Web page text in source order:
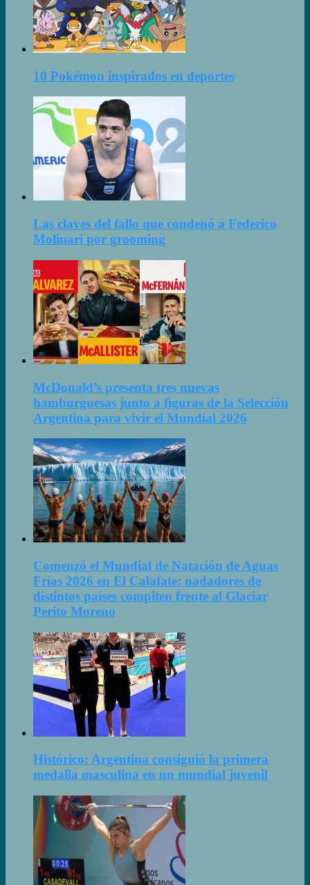
10 Pokémon inspirados en deportes
Las claves del fallo que condenó a Federico
Molinari por grooming
McDonald’s presenta tres nuevas
hamburguesas junto a figuras de la Selección
Argentina para vivir el Mundial 2026
Comenzó el Mundial de Natación de Aguas
Frías 2026 en El Calafate: nadadores de
distintos países compiten frente al Glaciar
Perito Moreno
Histórico: Argentina consiguió la primera
medalla masculina en un mundial juvenil